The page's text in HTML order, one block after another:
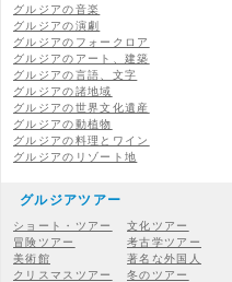
グルジアの音楽
グルジアの演劇
グルジアのフォークロア
グルジアのアート、建築
グルジアの言語、文字
グルジアの諸地域
グルジアの世界文化遺産
グルジアの動植物
グルジアの料理とワイン
グルジアのリゾート地
グルジアツアー
ショート・ツアー
文化ツアー
冒険ツアー
考古学ツアー
美術館
著名な外国人
クリスマスツアー
冬のツアー